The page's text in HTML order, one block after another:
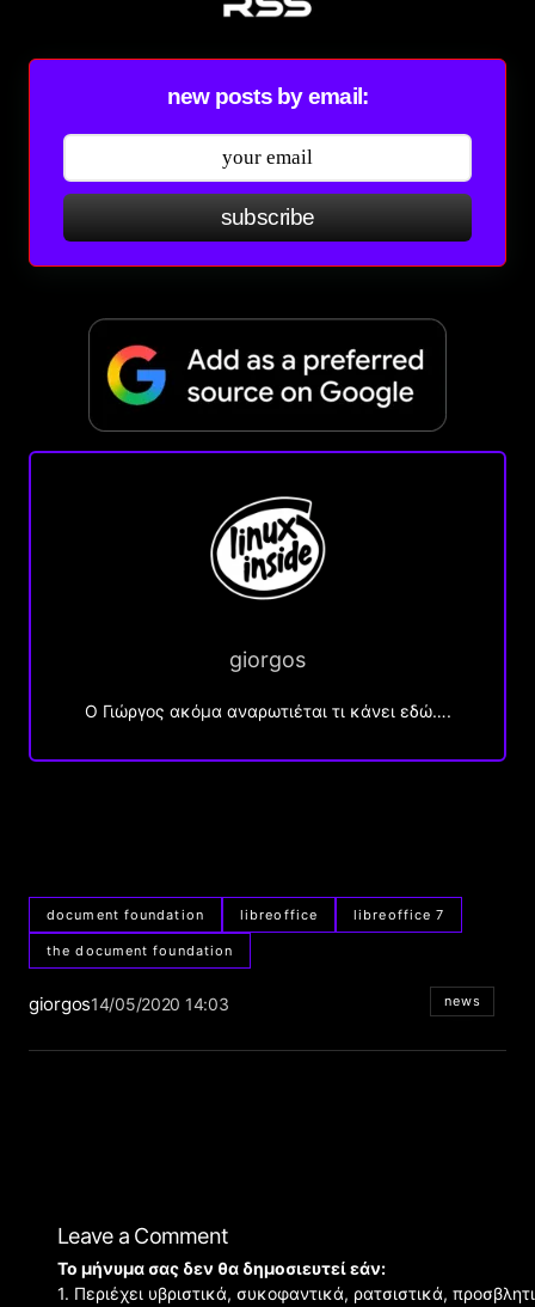
new posts by email:
subscribe
giorgos
Ο Γιώργος ακόμα αναρωτιέται τι κάνει εδώ….
document foundation libreoffice libreoffice 7
the document foundation
giorgos14/05/2020 14:03 news
Leave a Comment
Το μήνυμα σας δεν θα δημοσιευτεί εάν:
1. Περιέχει υβριστικά, συκοφαντικά, ρατσιστικά,